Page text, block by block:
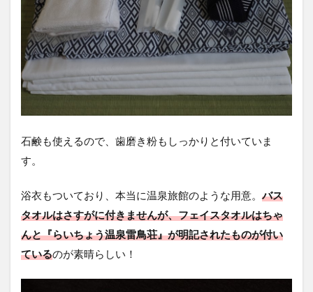
石鹸も使えるので、歯磨き粉もしっかりと付いていま
す。
浴衣もついており、本当に温泉旅館のような用意。バス
タオルはさすがに付きませんが、フェイスタオルはちゃ
んと『らいちょう温泉雷鳥荘』が明記されたものが付い
ているのが素晴らしい！